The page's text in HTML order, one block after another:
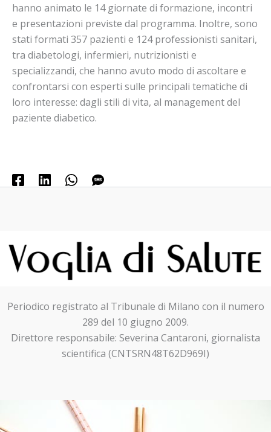
hanno animato le 14 giornate di formazione, incontri
e presentazioni previste dal programma. Inoltre, sono
stati formati 357 pazienti e 124 professionisti sanitari,
tra diabetologi, infermieri, nutrizionisti e
specializzandi, che hanno avuto modo di ascoltare e
confrontarsi con esperti sulle principali tematiche di
loro interesse: dagli stili di vita, al management del
paziente diabetico.
Periodico registrato al Tribunale di Milano con il numero
289 del 10 giugno 2009.
Direttore responsabile: Severina Cantaroni, giornalista
scientifica (CNTSRN48T62D969I)